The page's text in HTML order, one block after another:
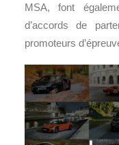
MSA, font
d’accords de
promoteurs